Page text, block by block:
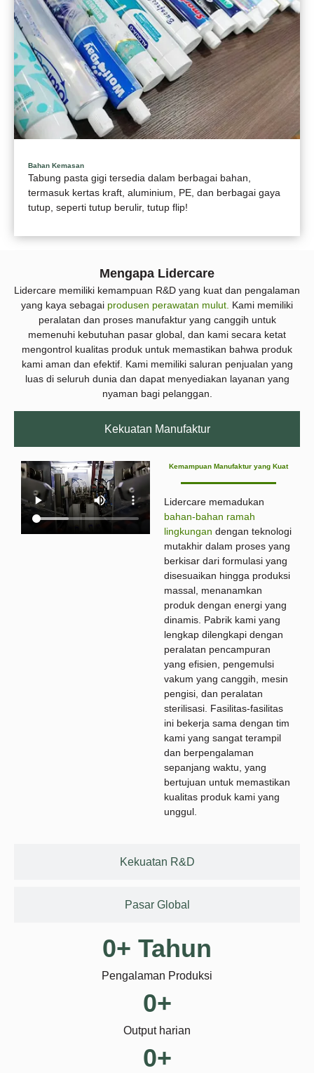
Bahan Kemasan
Tabung pasta gigi tersedia dalam berbagai bahan,
termasuk kertas kraft, aluminium, PE, dan berbagai gaya
tutup, seperti tutup berulir, tutup flip!
Mengapa Lidercare
Lidercare memiliki kemampuan R&D yang kuat dan pengalaman
yang kaya sebagai produsen perawatan mulut. Kami memiliki
peralatan dan proses manufaktur yang canggih untuk
memenuhi kebutuhan pasar global, dan kami secara ketat
mengontrol kualitas produk untuk memastikan bahwa produk
kami aman dan efektif. Kami memiliki saluran penjualan yang
luas di seluruh dunia dan dapat menyediakan layanan yang
nyaman bagi pelanggan.
Kekuatan Manufaktur
Kekuatan R&D
Pasar Global
Kemampuan Manufaktur yang Kuat
Lidercare memadukan
bahan-bahan ramah
lingkungan dengan teknologi
mutakhir dalam proses yang
berkisar dari formulasi yang
disesuaikan hingga produksi
massal, menanamkan
produk dengan energi yang
dinamis. Pabrik kami yang
lengkap dilengkapi dengan
peralatan pencampuran
yang efisien, pengemulsi
vakum yang canggih, mesin
pengisi, dan peralatan
sterilisasi. Fasilitas-fasilitas
ini bekerja sama dengan tim
kami yang sangat terampil
dan berpengalaman
sepanjang waktu, yang
bertujuan untuk memastikan
kualitas produk kami yang
unggul.
Pengalaman Produksi
0+ Tahun
Output harian
0+
0+